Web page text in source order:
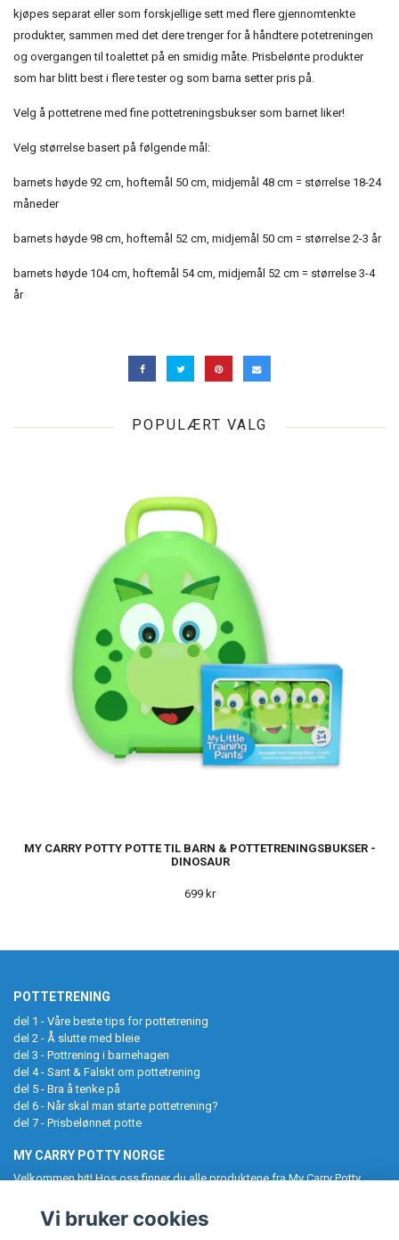
kjøpes separat eller som forskjellige sett med flere gjennomtenkte
produkter, sammen med det dere trenger for å håndtere potetreningen
og overgangen til toalettet på en smidig måte. Prisbelønte produkter
som har blitt best i flere tester og som barna setter pris på.
Velg å pottetrene med fine pottetreningsbukser som barnet liker!
Velg størrelse basert på følgende mål:
barnets høyde 92 cm, hoftemål 50 cm, midjemål 48 cm = størrelse 18-24
måneder
barnets høyde 98 cm, hoftemål 52 cm, midjemål 50 cm = størrelse 2-3 år
barnets høyde 104 cm, hoftemål 54 cm, midjemål 52 cm = størrelse 3-4
år
POPULÆRT VALG
MY CARRY POTTY POTTE TIL BARN & POTTETRENINGSBUKSER -
DINOSAUR
699 kr
POTTETRENING
del 1 - Våre beste tips for potte­trening
del 2 - Å slutte med bleie
del 3 - Pottrening i barnehagen
del 4 - Sant & Falskt om pottetrening
del 5 - Bra å tenke på
del 6 - Når skal man starte pottetrening?
del 7 - Prisbelønnet potte
MY CARRY POTTY NORGE
Velkommen hit! Hos oss finner du alle produktene fra My Carry Potty
og tagg oss i ditt kjøp. My Carry Potty gjør pottetreningen enklere og
Vi bruker cookies